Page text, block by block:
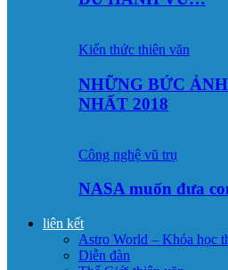
Kiến thức thiên văn
NHỮNG BỨC
NHẤT 2018
Công nghệ vũ trụ
NASA muốn đưa
liên kết
Astro World – Khóa học
Diễn đàn